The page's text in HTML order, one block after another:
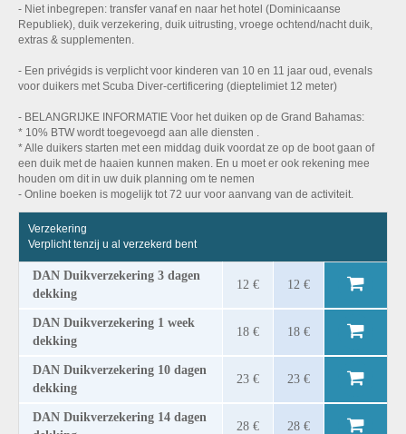
- Niet inbegrepen: transfer vanaf en naar het hotel (Dominicaanse
Republiek), duik verzekering, duik uitrusting, vroege ochtend/nacht duik,
extras & supplementen.
- Een privégids is verplicht voor kinderen van 10 en 11 jaar oud, evenals
voor duikers met Scuba Diver-certificering (dieptelimiet 12 meter)
- BELANGRIJKE INFORMATIE Voor het duiken op de Grand Bahamas:
* 10% BTW wordt toegevoegd aan alle diensten .
* Alle duikers starten met een middag duik voordat ze op de boot gaan of
een duik met de haaien kunnen maken. En u moet er ook rekening mee
houden om dit in uw duik planning om te nemen
- Online boeken is mogelijk tot 72 uur voor aanvang van de activiteit.
Verzekering
Verplicht tenzij u al verzekerd bent
DAN Duikverzekering 3 dagen
dekking
12 € 12 €
DAN Duikverzekering 1 week
dekking
18 € 18 €
DAN Duikverzekering 10 dagen
dekking
23 € 23 €
DAN Duikverzekering 14 dagen
28 € 28 €